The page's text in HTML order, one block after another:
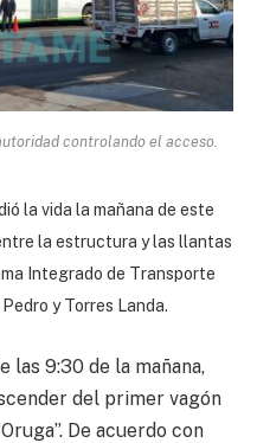
controlando el acceso.
la vida la mañana de este
la estructura y las llantas
Integrado de Transporte
y Torres Landa.
las 9:30 de la mañana,
del primer vagón
De acuerdo con